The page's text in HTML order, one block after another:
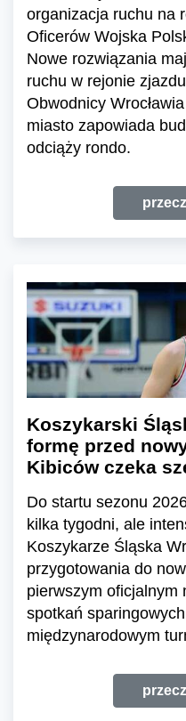
organizacja ruchu na
Oficerów Wojska
Nowe rozwiązania
ruchu w rejonie
Obwodnicy
miasto zapowiada
odciąży rondo.
Koszykarski
formę przed
Kibiców czeka
Do startu sezonu
kilka tygodni, ale
Koszykarze Śląska
przygotowania do
pierwszym oficjalnym
spotkań
międzynarodowym